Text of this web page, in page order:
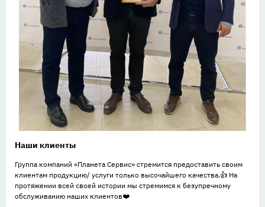
Наши клиенты
Группа компаний «Планета Сервис» стремится предоставить своим
клиентам продукцию/ услуги только высочайшего качества.👍 На
протяжении всей своей истории мы стремимся к безупречному
обслуживанию наших клиентов❤️